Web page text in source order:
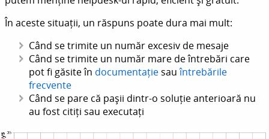
În aceste situații, un răspuns poate dura mai mult:
Când se trimite un număr excesiv de mesaje
Când se trimite un număr mare de întrebări care
pot fi găsite în documentațiesauîntrebările
frecvente
Când se pare că pașii dintr-o soluție anterioară nu
au fost citiți sau executați